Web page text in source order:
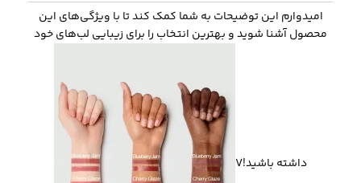
امیدوارم این توضیحات به شما کمک کند تا با ویژگی‌های این
محصول آشنا شوید و بهترین انتخاب را برای زیبایی لب‌های خود
داشته باشید!V